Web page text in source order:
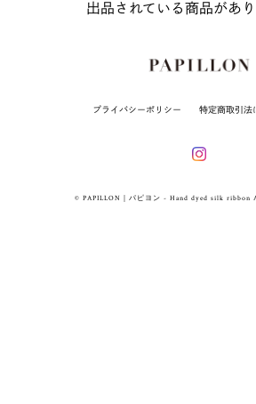
出品されている商品があり
プライバシーポリシー 特定商取引法
© PAPILLON｜パピヨン - Hand dyed silk ribbon